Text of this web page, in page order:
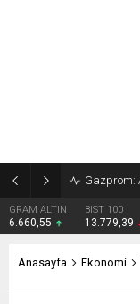
GRAM ALTIN
6.660,55
BIST 100
13.779,39
Anasayfa Ekonomi